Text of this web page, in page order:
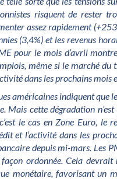
risquent de rester
assez rapidement
(3,4%) et les revenus
pour le mois d’avril
même si le marché
dans les prochains
américaines indiquent que
Mais cette dégradation
le cas en Zone Euro, le
et l’activité dans les
depuis mi-mars. Les
ordonnée. Cela
monétaire, favorisant un